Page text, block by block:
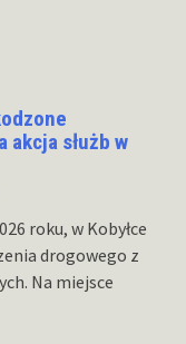
akcja służb w
roku, w Kobyłce
drogowego z
Na miejsce